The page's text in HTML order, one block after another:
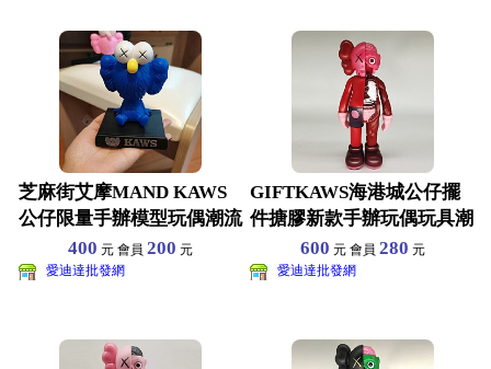
芝麻街艾摩MAND KAWS
公仔限量手辦模型玩偶潮流
彈簧搖頭汽車擺件
400 元 會員200 元
愛迪達批發網
GIFTKAWS海港城公仔擺
件搪膠新款手辦玩偶玩具潮
流潮牌擺件芝麻街解
600 元 會員 280 元
愛迪達批發網